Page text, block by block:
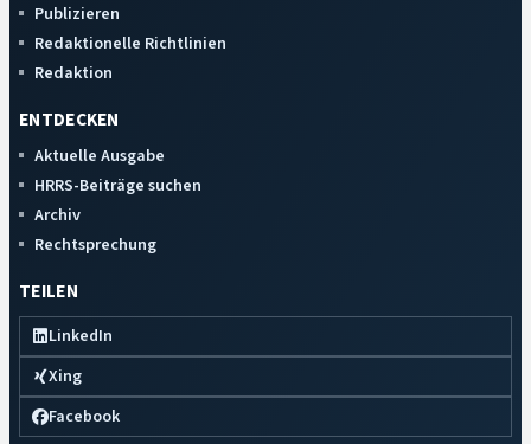
Publizieren
Redaktionelle Richtlinien
Redaktion
ENTDECKEN
Aktuelle Ausgabe
HRRS-Beiträge suchen
Archiv
Rechtsprechung
TEILEN
LinkedIn
Xing
Facebook